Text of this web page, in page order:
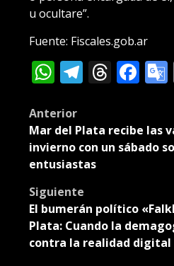
u ocultare”.
Fuente: Fiscales.gob.ar
WhatsApp
Post
navigation
Anterior
Mar del Plata recibe las
invierno con un sábado
entusiastas
Siguiente
El bumerán político
Plata: Cuando la
contra la realidad digital